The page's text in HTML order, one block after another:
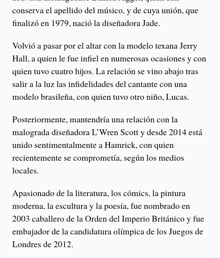
conserva el apellido del músico, y de cuya unión, que
finalizó en 1979, nació la diseñadora Jade.
Volvió a pasar por el altar con la modelo texana Jerry
Hall, a quien le fue infiel en numerosas ocasiones y con
quien tuvo cuatro hijos. La relación se vino abajo tras
salir a la luz las infidelidades del cantante con una
modelo brasileña, con quien tuvo otro niño, Lucas.
Posteriormente, mantendría una relación con la
malograda diseñadora L’Wren Scott y desde 2014 está
unido sentimentalmente a Hamrick, con quien
recientemente se comprometía, según los medios
locales.
Apasionado de la literatura, los cómics, la pintura
moderna, la escultura y la poesía, fue nombrado en
2003 caballero de la Orden del Imperio Británico y fue
embajador de la candidatura olímpica de los Juegos de
Londres de 2012.